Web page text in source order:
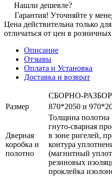
Нашли дешевле?
Гарантия! Уточняйте у
Цена действительна только
отличаться от цен в
Описание
Отзывы
Оплата и Установка
Доставка и возврат
СБОРНО-
Размер
870*2050 и
Дверная
коробка и
полотно
Толщина полотна
гнуто-сварная
в зоне ригелей,
контура
(магнитный
резиновых
проклейка